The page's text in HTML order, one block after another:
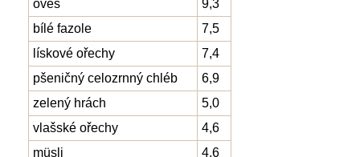
oves
9,3
bílé fazole
7,5
lískové ořechy
7,4
pšeničný celozrnný chléb
6,9
zelený hrách
5,0
vlašské ořechy
4,6
müsli
4,6